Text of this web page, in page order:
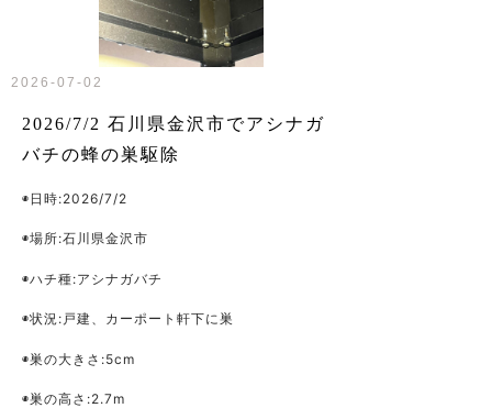
2026-07-02
2026/7/2 石川県金沢市でアシナガ
バチの蜂の巣駆除
◉日時:2026/7/2
◉場所:石川県金沢市
◉ハチ種:アシナガバチ
◉状況:戸建、カーポート軒下に巣
◉巣の大きさ:5cm
◉巣の高さ:2.7m